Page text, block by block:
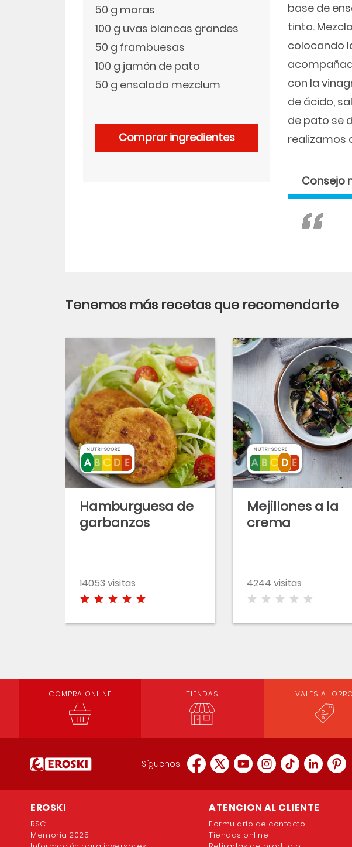
base de
tinto.
colocando
con la
de ácido,
de pato se
realizamos
Consejo
50 g moras
100 g uvas blancas grandes
50 g frambuesas
100 g jamón de pato
50 g ensalada mezclum
Comprar ingredientes
Tenemos más recetas que recomendarte
Hamburguesa de
garbanzos
14053 visitas
NUTRI-SCORE
Mejillones a la
crema
4244 visitas
NUTRI-SCORE
COMPRA ONLINE TIENDAS VALES AHORRO
Síguenos
EROSKI
RSC
Memoria 2025
ATENCION AL CLIENTE
Formulario de contacto
Tiendas online